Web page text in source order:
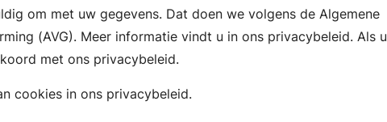
om met uw gegevens. Dat doen we volgens de Algemene
(AVG). Meer informatie vindt u in ons privacybeleid. Als u
met ons privacybeleid.
cookies in ons privacybeleid.
Toegankelijkheid Sitemap